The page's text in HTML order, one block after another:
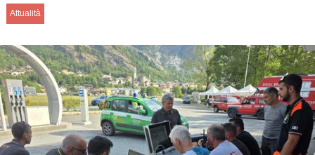
Attualità